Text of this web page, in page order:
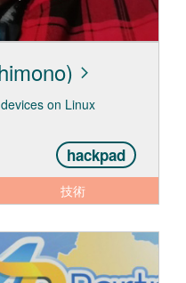
on Linux
hackpad
技術